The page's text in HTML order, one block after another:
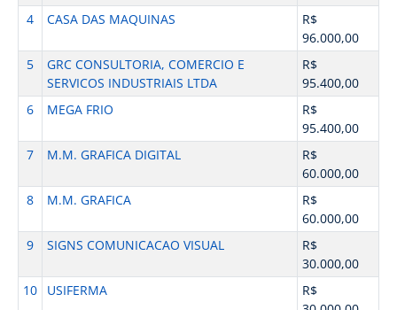
4
CASA DAS MAQUINAS
R$
96.000,00
5
GRC CONSULTORIA, COMERCIO E
SERVICOS INDUSTRIAIS LTDA
R$
95.400,00
6
MEGA FRIO
R$
95.400,00
7
M.M. GRAFICA DIGITAL
R$
60.000,00
8
M.M. GRAFICA
R$
60.000,00
9
SIGNS COMUNICACAO VISUAL
R$
30.000,00
10
USIFERMA
R$